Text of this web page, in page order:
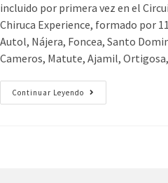
incluido por primera vez en el
Chiruca Experience, formado por
Autol, Nájera, Foncea, Santo
Cameros, Matute, Ajamil, Ortigosa,
Continuar Leyendo